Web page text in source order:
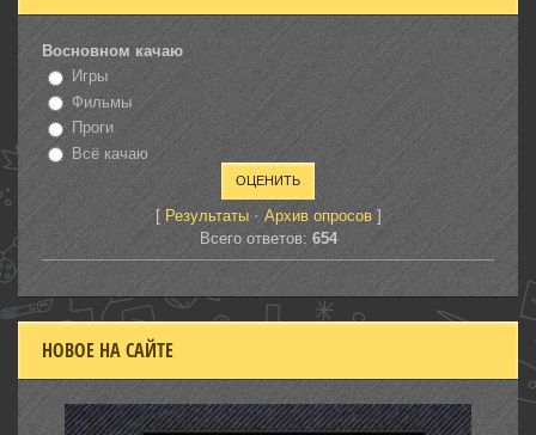
Восновном качаю
Игры
Фильмы
Проги
Всё качаю
[ Результаты· Архив опросов]
Всего ответов: 654
НОВОЕ НА САЙТЕ